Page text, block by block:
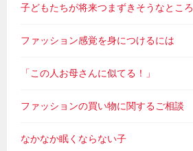
子どもたちが将来つまずきそうなところ
ファッション感覚を身につけるには
「この人お母さんに似てる！」
ファッションの買い物に関するご相談
なかなか眠くならない子